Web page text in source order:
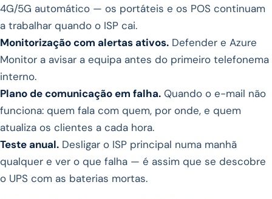
4G/5G automático — os portáteis e os POS continuam
a trabalhar quando o ISP cai.
Monitorização com alertas ativos. Defender e Azure
Monitor a avisar a equipa antes do primeiro telefonema
interno.
Plano de comunicação em falha. Quando o e-mail não
funciona: quem fala com quem, por onde, e quem
atualiza os clientes a cada hora.
Teste anual. Desligar o ISP principal numa manhã
qualquer e ver o que falha — é assim que se descobre
o UPS com as baterias mortas.